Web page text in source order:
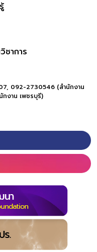
ชาการ
092-2730546 (สำนักงาน
งาน เพชรบุรี)